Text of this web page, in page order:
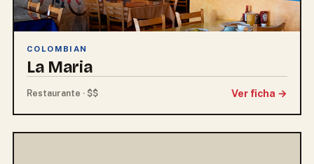
COLOMBIAN
La Maria
Restaurante · $$ Ver ficha →